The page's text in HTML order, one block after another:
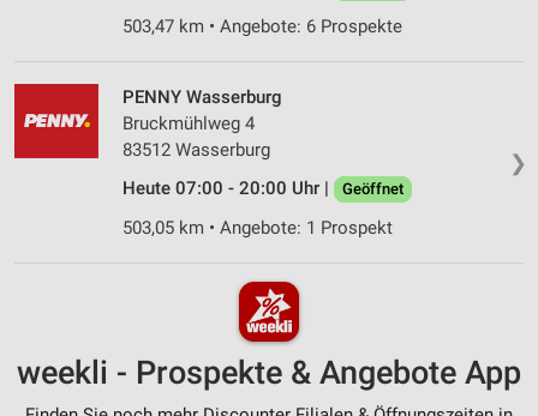
503,47 km • Angebote: 6 Prospekte
❯
PENNY Wasserburg
Bruckmühlweg 4
83512 Wasserburg
Heute 07:00 - 20:00 Uhr |
Geöffnet
503,05 km • Angebote: 1 Prospekt
weekli - Prospekte & Angebote App